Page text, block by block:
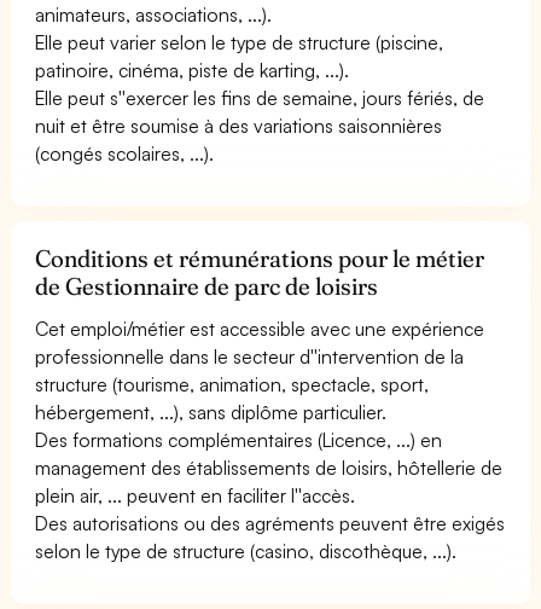
animateurs, associations, ...).
Elle peut varier selon le type de structure (piscine,
patinoire, cinéma, piste de karting, ...).
Elle peut s''exercer les fins de semaine, jours fériés, de
nuit et être soumise à des variations saisonnières
(congés scolaires, ...).
Conditions et rémunérations pour le métier
de Gestionnaire de parc de loisirs
Cet emploi/métier est accessible avec une expérience
professionnelle dans le secteur d''intervention de la
structure (tourisme, animation, spectacle, sport,
hébergement, ...), sans diplôme particulier.
Des formations complémentaires (Licence, ...) en
management des établissements de loisirs, hôtellerie de
plein air, ... peuvent en faciliter l''accès.
Des autorisations ou des agréments peuvent être exigés
selon le type de structure (casino, discothèque, ...).